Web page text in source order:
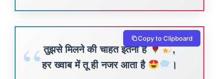
तुझसे मिलने की चाहत इतनी है
,
हर ख्वाब में तू ही नजर आता है
।
Copy to Clipboard